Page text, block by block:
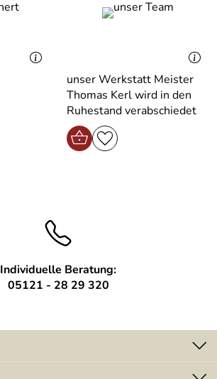
unser Werkstatt Meister
Thomas Kerl wird in den
Ruhestand verabschiedet
Individuelle Beratung:
05121 - 28 29 320